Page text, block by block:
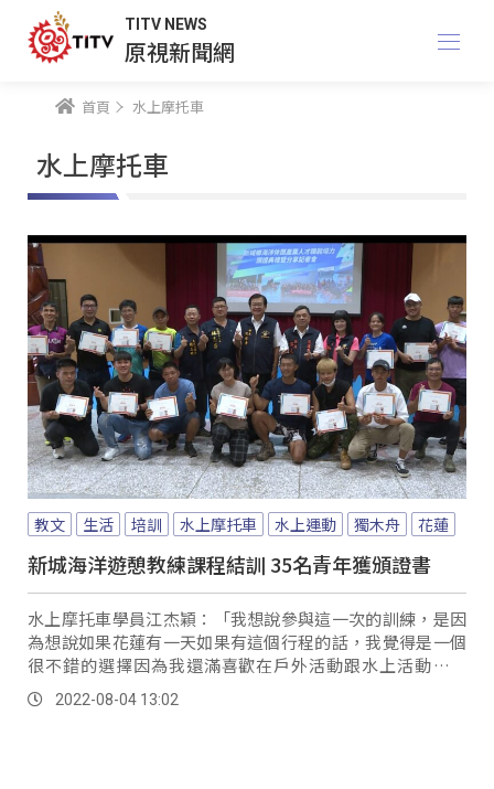
TITV NEWS
原視新聞網
首頁 水上摩托車
水上摩托車
教文 生活 培訓 水上摩托車 水上運動 獨木舟 花蓮
新城海洋遊憩教練課程結訓 35名青年獲頒證書
水上摩托車學員江杰穎：「我想說參與這一次的訓練，是因
為想說如果花蓮有一天如果有這個行程的話，我覺得是一個
很不錯的選擇因為我還滿喜歡在戶外活動跟水上活動這一
塊，我覺得很開心啊，希望有一天可以往這一方面發展。
2022-08-04 13:02